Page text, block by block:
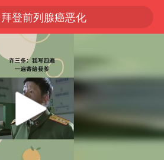
拜登前列腺癌恶化
“白海豚”逼近浙闽沿海
“伊斯兰版北约”出现
外国游客的“中国游三件套”火了
上海大部迎大暴雨
以军士兵把枪口对准中国记者